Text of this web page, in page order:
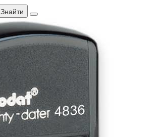
Знайти